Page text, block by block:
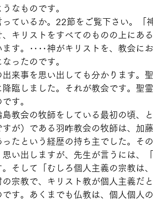
なものです。
ているか。22節をご覧下さい。「
、キリストをすべてのものの上にあ
ます。‥‥神がキリストを、教会にお
ったのです。
来事を思い出しても分かります。
降臨しました。それが教会です。聖
す。
教会の牧師をしている最初の頃、
すが）である羽咋教会の牧師は、加
たという経歴の持ち主でした。そ
思い出しますが、先生が言うには、
。そして「むしろ個人主義の宗教は
宗教で、キリスト教が個人主義だ
す。あくまでも仏教は、個人個人